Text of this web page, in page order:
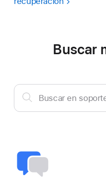
Buscar
Buscar
en
soporte
Buscar en